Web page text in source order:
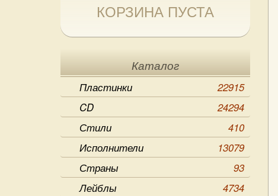
КОРЗИНА ПУСТА
Каталог
Пластинки
22915
CD
24294
Стили
410
Исполнители
13079
Страны
93
Лейблы
4734